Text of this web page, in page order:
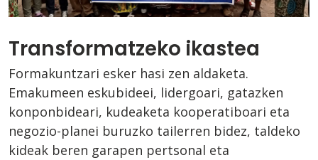
Transformatzeko ikastea
Formakuntzari esker hasi zen aldaketa.
Emakumeen eskubideei, lidergoari, gatazken
konponbideari, kudeaketa kooperatiboari eta
negozio-planei buruzko tailerren bidez, taldeko
kideak beren garapen pertsonal eta